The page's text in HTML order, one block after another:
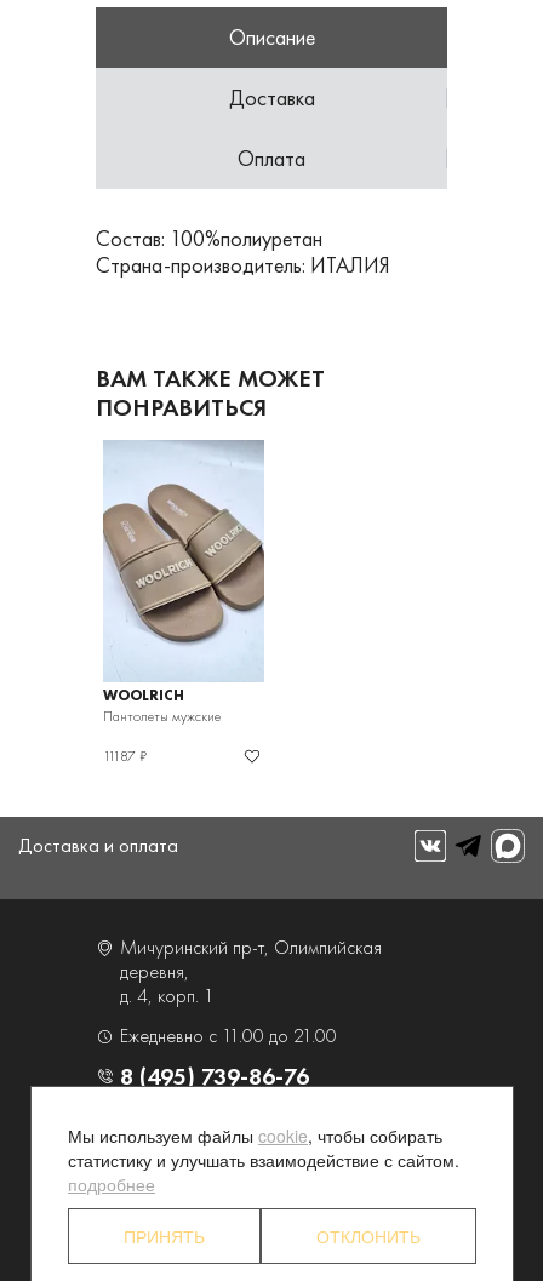
Описание
Доставка
Оплата
Состав: 100%полиуретан
Страна-производитель: ИТАЛИЯ
ВАМ ТАКЖЕ МОЖЕТ
ПОНРАВИТЬСЯ
WOOLRICH
Пантолеты мужские
11187 ₽
Доставка и оплата
Мичуринский пр-т, Олимпийская
деревня,
д. 4, корп. 1
Ежедневно с 11.00 до 21.00
8 (495) 739-86-76
О компании
Услуги
Контакты и схема проезда
Наши преимущества
Партнерские программы
Конфиденциальность
Акционерам
Мы используем файлы cookie, чтобы собирать
статистику и улучшать взаимодействие с сайтом.
подробнее
ПРИНЯТЬ ОТКЛОНИТЬ